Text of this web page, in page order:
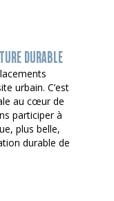
DURABLE
urbain. C’est
au cœur de
participer à
plus belle,
durable de